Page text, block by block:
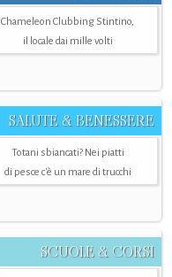
Chameleon Clubbing Stintino,
il locale dai mille volti
SALUTE & BENESSERE
Totani sbiancati? Nei piatti
di pesce c'è un mare di trucchi
SCUOLE & CORSI